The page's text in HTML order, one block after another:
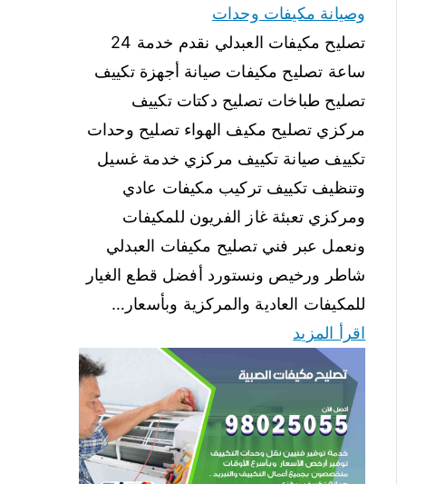
وصيانة مكيفات وحدات
تصليح مكيفات العبدلي نقدم خدمة 24
ساعة تصليح مكيفات صيانة أجهزة تكييف
تصليح طباخات تصليح دكتات تكييف
مركزي تصليح مكيف الهواء تصليح وحدات
تكييف صيانة تكييف مركزي خدمة غسيل
وتنظيف تكييف تركيب مكيفات عادي
ومركزي تعبئة غاز الفريون للمكيفات
ونعمل عبر فني تصليح مكيفات العبدلي
شاطر ورخيص ونستورد أفضل قطع الغيار
للمكيفات العادية والمركزية وبأسعار…
اقرأ المزيد